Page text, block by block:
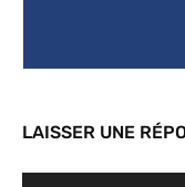
LAISSER UNE